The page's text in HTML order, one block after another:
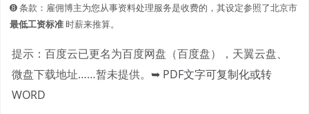
➑ 条款：雇佣博主为您从事资料处理服务是收费的，其设定参照了北京市
最低工资标准时薪来推算。
提示：百度云已更名为百度网盘（百度盘），天翼云盘、
微盘下载地址……暂未提供。 ➥ PDF文字可复制化或转
WORD